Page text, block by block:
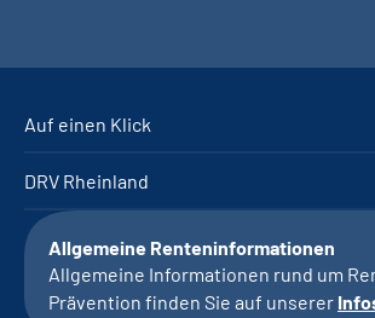
Auf einen Klick
DRV Rheinland
Allgemeine Renteninformationen
Allgemeine Informationen rund um
Prävention finden Sie auf unserer